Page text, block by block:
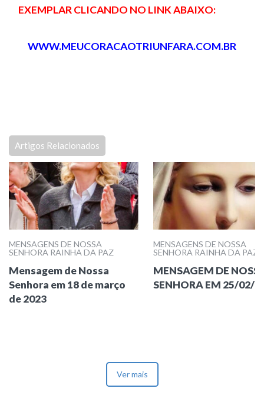
EXEMPLAR CLICANDO NO LINK ABAIXO:
WWW.MEUCORACAOTRIUNFARA.COM.BR
Artigos Relacionados
MENSAGENS DE NOSSA
SENHORA RAINHA DA PAZ
Mensagem de Nossa
Senhora em 18 de março
de 2023
MENSAGENS DE NOSSA
SENHORA RAINHA DA PAZ
MENSAGEM DE
SENHORA EM 25/02/
Ver mais